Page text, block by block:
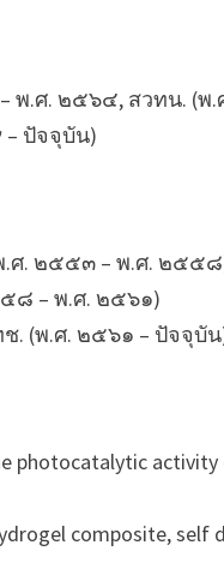
พ.ศ. ๒๕๖๔, สวทน. (
ปัจจุบัน)
.ศ. ๒๕๕๓ – พ.ศ. ๒๕๕
๘ – พ.ศ. ๒๕๖๑)
. (พ.ศ. ๒๕๖๑ – ปัจจุบั
photocatalytic
composite, self